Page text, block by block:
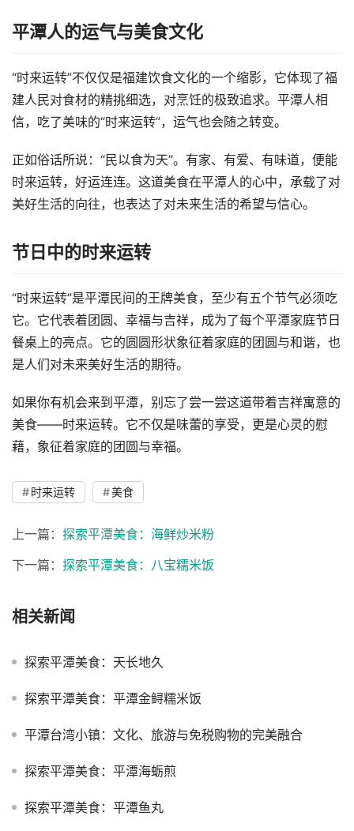
平潭人的运气与美食文化
“时来运转”不仅仅是福建饮食文化的一个缩影，它体现了福
建人民对食材的精挑细选，对烹饪的极致追求。平潭人相
信，吃了美味的“时来运转”，运气也会随之转变。
正如俗话所说：“民以食为天”。有家、有爱、有味道，便能
时来运转，好运连连。这道美食在平潭人的心中，承载了对
美好生活的向往，也表达了对未来生活的希望与信心。
节日中的时来运转
“时来运转”是平潭民间的王牌美食，至少有五个节气必须吃
它。它代表着团圆、幸福与吉祥，成为了每个平潭家庭节日
餐桌上的亮点。它的圆圆形状象征着家庭的团圆与和谐，也
是人们对未来美好生活的期待。
如果你有机会来到平潭，别忘了尝一尝这道带着吉祥寓意的
美食——时来运转。它不仅是味蕾的享受，更是心灵的慰
藉，象征着家庭的团圆与幸福。
时来运转 美食
上一篇： 探索平潭美食：海鲜炒米粉
下一篇： 探索平潭美食：八宝糯米饭
相关新闻
探索平潭美食：天长地久
探索平潭美食：平潭金鲟糯米饭
平潭台湾小镇：文化、旅游与免税购物的完美融合
探索平潭美食：平潭海蛎煎
探索平潭美食：平潭鱼丸